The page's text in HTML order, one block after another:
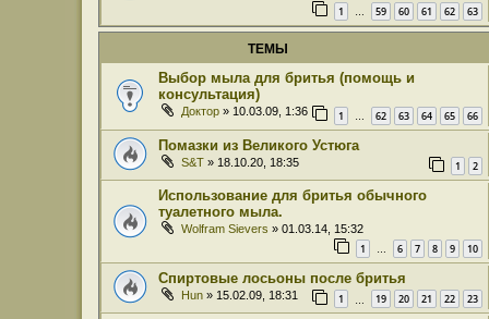
1 … 59 60 61 62 63
ТЕМЫ
Выбор мыла для бритья (помощь и
консультация)
Доктор » 10.03.09, 1:36 1 … 62 63 64 65 66
Помазки из Великого Устюга
S&T » 18.10.20, 18:35 1 2
Использование для бритья обычного
туалетного мыла.
Wolfram Sievers » 01.03.14, 15:32
1 … 6 7 8 9 10
Спиртовые лосьоны после бритья
Hun » 15.02.09, 18:31 1 19 20 21 22 23